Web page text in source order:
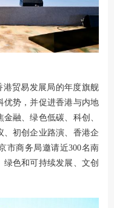
港贸易发展局的年度旗舰
优势，并促进香港与内地
融、绿色低碳、科创、
、初创企业路演、香港企
市商务局邀请近300名南
色和可持续发展、文创